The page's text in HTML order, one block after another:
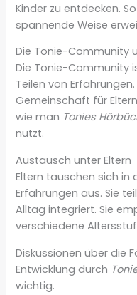
Kinder zu entdecken.
spannende Weise
Die Tonie-Community
Die Tonie-Community
Teilen von
Gemeinschaft für
wie man Tonies
nutzt.
Austausch unter Eltern
Eltern tauschen sich in
Erfahrungen aus. Sie
Alltag integriert. Sie
verschiedene
Diskussionen über die
Entwicklung durch
wichtig.